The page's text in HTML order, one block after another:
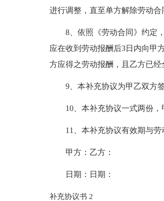
进行调整，直至单方解除劳动合
8、依照《劳动合同》约定
应在收到劳动报酬后3日内向甲
方应得之劳动报酬，且乙方已经
9、本补充协议为甲乙双方
10、本补充协议一式两份
11、本补充协议有效期与劳
甲方：乙方：
日期：日期：
补充协议书 2